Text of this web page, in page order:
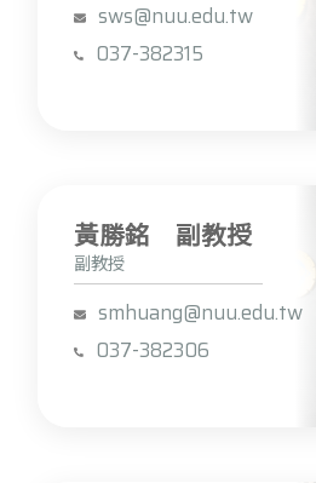
sws@nuu.edu.tw
037-382315
黃勝銘 副教授
副教授
smhuang@nuu.edu.tw
037-382306